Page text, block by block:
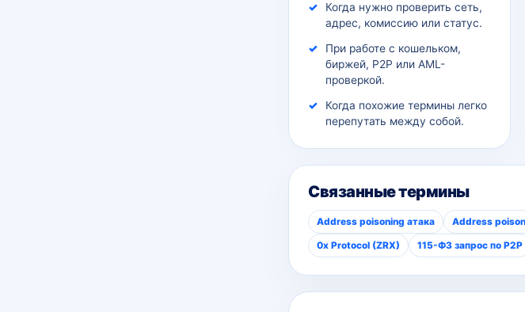
Когда нужно проверить сеть,
адрес, комиссию или статус.
При работе с кошельком,
биржей, P2P или AML-
проверкой.
Когда похожие термины легко
перепутать между собой.
Связанные термины
Address poisoning атака Address
0x Protocol (ZRX) 115-ФЗ запрос по P2P